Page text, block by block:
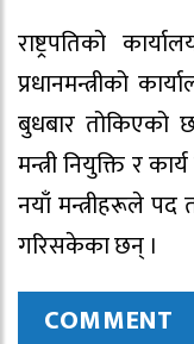
राष्ट्रपतिको
प्रधानमन्त्रीको
बुधबार तोकिएको
मन्त्री नियुक्ति र
नयाँ मन्त्रीहरूले
गरिसकेका छन् ।
COMMENT